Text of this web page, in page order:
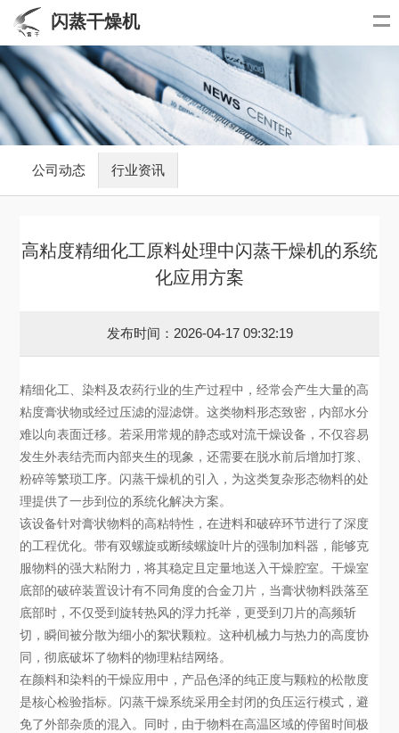
闪蒸干燥机
公司动态 行业资讯
高粘度精细化工原料处理中闪蒸干燥机的系统
化应用方案
发布时间：2026-04-17 09:32:19
精细化工、染料及农药行业的生产过程中，经常会产生大量的高
粘度膏状物或经过压滤的湿滤饼。这类物料形态致密，内部水分
难以向表面迁移。若采用常规的静态或对流干燥设备，不仅容易
发生外表结壳而内部夹生的现象，还需要在脱水前后增加打浆、
粉碎等繁琐工序。闪蒸干燥机的引入，为这类复杂形态物料的处
理提供了一步到位的系统化解决方案。
该设备针对膏状物料的高粘特性，在进料和破碎环节进行了深度
的工程优化。带有双螺旋或断续螺旋叶片的强制加料器，能够克
服物料的强大粘附力，将其稳定且定量地送入干燥腔室。干燥室
底部的破碎装置设计有不同角度的合金刀片，当膏状物料跌落至
底部时，不仅受到旋转热风的浮力托举，更受到刀片的高频斩
切，瞬间被分散为细小的絮状颗粒。这种机械力与热力的高度协
同，彻底破坏了物料的物理粘结网络。
在颜料和染料的干燥应用中，产品色泽的纯正度与颗粒的松散度
是核心检验指标。闪蒸干燥系统采用全封闭的负压运行模式，避
免了外部杂质的混入。同时，由于物料在高温区域的停留时间极